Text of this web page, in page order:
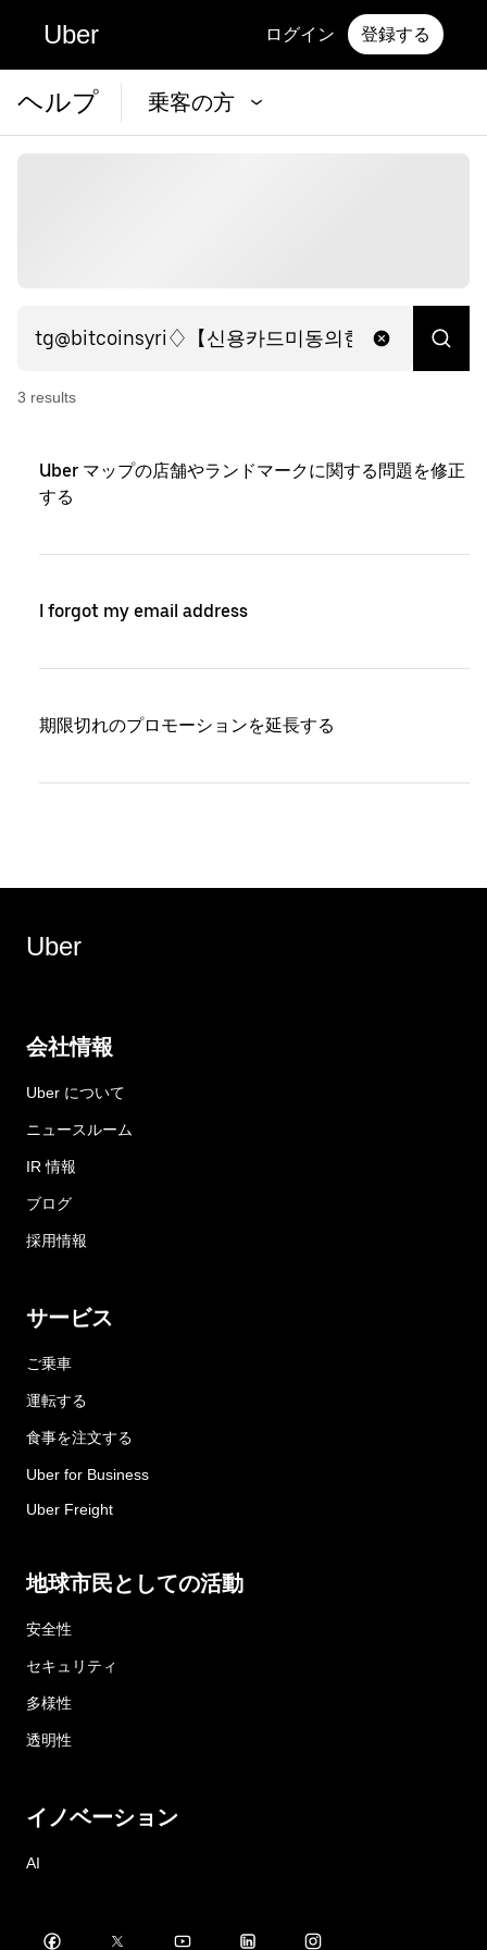
Uber ログイン 登録する
ヘルプ 乗客の方
3 results
Uber マップの店舗やランドマークに関する問題を修正
する
I forgot my email address
期限切れのプロモーションを延長する
Uber
会社情報
Uber について
ニュースルーム
IR 情報
ブログ
採用情報
サービス
ご乗車
運転する
食事を注文する
Uber for Business
Uber Freight
地球市民としての活動
安全性
セキュリティ
多様性
透明性
イノベーション
AI